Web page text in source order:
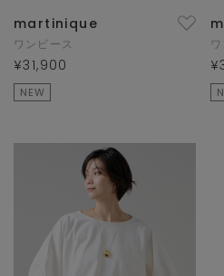
martinique
ワンピース
¥31,900
NEW